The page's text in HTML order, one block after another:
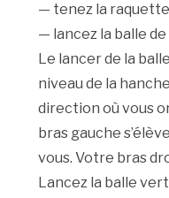
— tenez la
— lancez la balle de
Le lancer de la
niveau de la
direction où vous
bras gauche
vous. Votre bras
Lancez la balle